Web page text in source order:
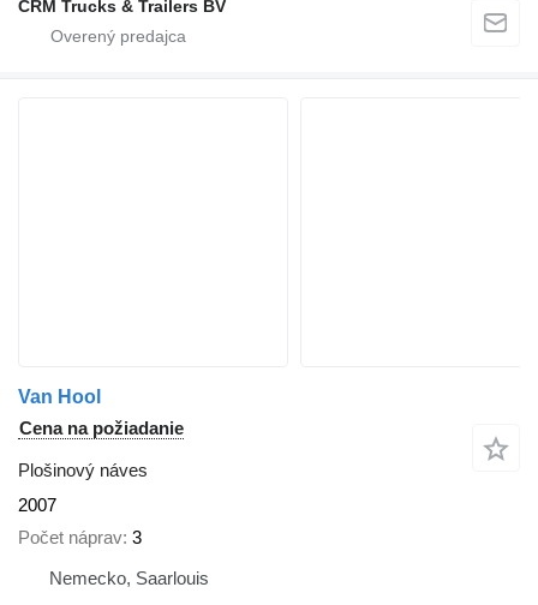
CRM Trucks & Trailers BV
Van Hool
Cena na požiadanie
Plošinový náves
2007
Počet náprav 3
Nemecko, Saarlouis